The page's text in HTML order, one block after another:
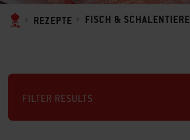
REZEPTE FISCH & SCHALENTIERE
FILTER RESULTS